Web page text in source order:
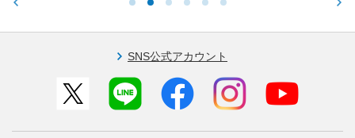
SNS公式アカウント